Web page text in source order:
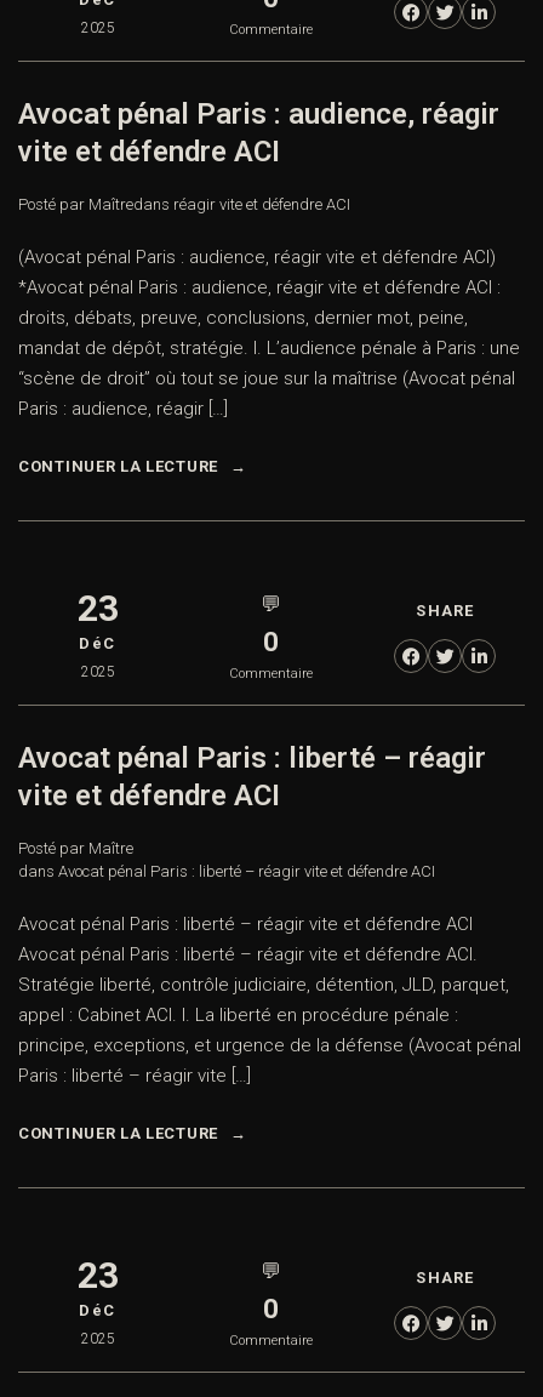
2025 Commentaire
Avocat pénal Paris : audience, réagir
vite et défendre ACI
Posté par Maîtredans réagir vite et défendre ACI
(Avocat pénal Paris : audience, réagir vite et défendre ACI)
*Avocat pénal Paris : audience, réagir vite et défendre ACI :
droits, débats, preuve, conclusions, dernier mot, peine,
mandat de dépôt, stratégie. I. L’audience pénale à Paris : une
“scène de droit” où tout se joue sur la maîtrise (Avocat pénal
Paris : audience, réagir […]
CONTINUER LA LECTURE
23
DéC
2025
💬
0
Commentaire
SHARE
Avocat pénal Paris : liberté – réagir
vite et défendre ACI
Posté par Maître
dans Avocat pénal Paris : liberté – réagir vite et défendre ACI
Avocat pénal Paris : liberté – réagir vite et défendre ACI
Avocat pénal Paris : liberté – réagir vite et défendre ACI.
Stratégie liberté, contrôle judiciaire, détention, JLD, parquet,
appel : Cabinet ACI. I. La liberté en procédure pénale :
principe, exceptions, et urgence de la défense (Avocat pénal
Paris : liberté – réagir vite […]
CONTINUER LA LECTURE
23
DéC
2025
💬
0
Commentaire
SHARE